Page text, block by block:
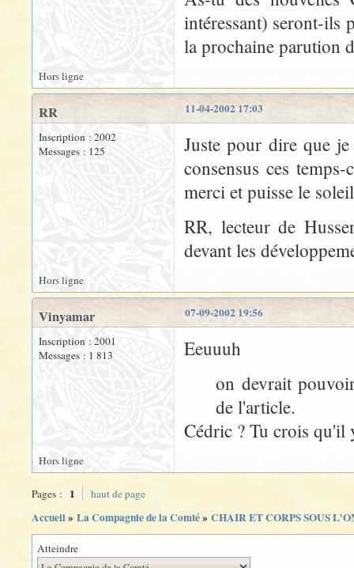
intéressant) seront-ils
la prochaine parution
Hors ligne
11-04-2002 17:03
RR
Inscription : 2002
Messages : 125
Juste pour dire que
consensus ces
merci et puisse le
RR, lecteur de
devant les
Hors ligne
07-09-2002 19:56
Vinyamar
Inscription : 2001
Messages : 1 813
Eeuuuh
on devrait
de l'article.
Cédric ? Tu crois qu'il
Hors ligne
Pages : 1 haut de page
Accueil» La Compagnie de la Comté» CHAIR ET CORPS SOUS
Atteindre